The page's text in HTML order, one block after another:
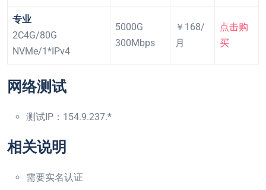
专业
2C4G/80G
NVMe/1*IPv4
5000G
300Mbps
￥168/
月
点击购
买
网络测试
测试IP：154.9.237.*
相关说明
需要实名认证